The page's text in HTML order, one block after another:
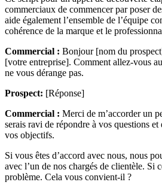
commerciaux de commencer par poser
aide également l’ensemble de l’équipe
cohérence de la marque et le
Commercial : Bonjour [nom du
[votre entreprise]. Comment allez-vous
ne vous dérange pas.
Prospect: [Réponse]
Commercial : Merci de m’accorder un
serais ravi de répondre à vos questions et
vos objectifs.
Si vous êtes d’accord avec nous, nous
avec l’un de nos chargés de clientèle. Si
problème. Cela vous convient-il ?